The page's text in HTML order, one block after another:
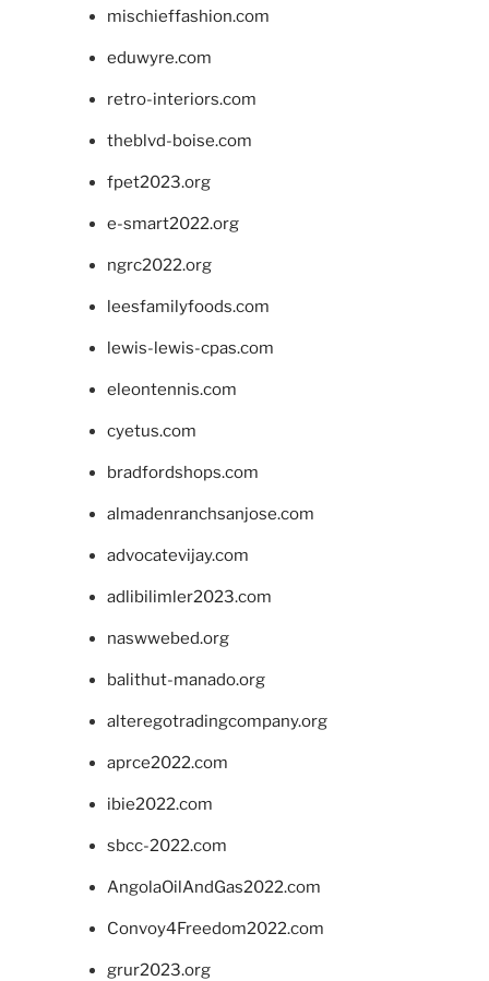
mischieffashion.com
eduwyre.com
retro-interiors.com
theblvd-boise.com
fpet2023.org
e-smart2022.org
ngrc2022.org
leesfamilyfoods.com
lewis-lewis-cpas.com
eleontennis.com
cyetus.com
bradfordshops.com
almadenranchsanjose.com
advocatevijay.com
adlibilimler2023.com
naswwebed.org
balithut-manado.org
alteregotradingcompany.org
aprce2022.com
ibie2022.com
sbcc-2022.com
AngolaOilAndGas2022.com
Convoy4Freedom2022.com
grur2023.org